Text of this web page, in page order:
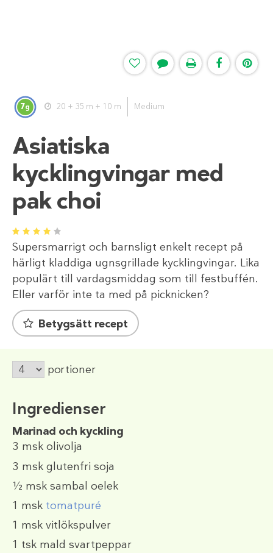
7g 20 + 35 m + 10 m Medium
Asiatiska
kycklingvingar med
pak choi
1 2 3 4 5
Supersmarrigt och barnsligt enkelt recept på
härligt kladdiga ugnsgrillade kycklingvingar. Lika
populärt till vardagsmiddag som till festbuffén.
Eller varför inte ta med på picknicken?
Betygsätt recept
portioner
Ingredienser
Marinad och kyckling
3 msk olivolja
3 msk glutenfri soja
½ msk sambal oelek
1 msk tomatpuré
1 msk vitlökspulver
1 tsk mald svartpeppar